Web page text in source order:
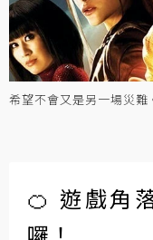
希望不會又是另一場災難
🍊 遊戲角